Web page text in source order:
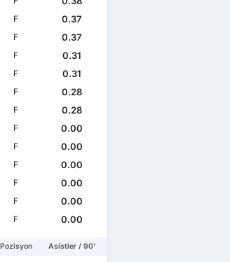
F
0.37
F
0.37
F
0.31
F
0.31
F
0.28
F
0.28
F
0.00
F
0.00
F
0.00
F
0.00
F
0.00
F 0.00
Pozisyon Asistler / 90'